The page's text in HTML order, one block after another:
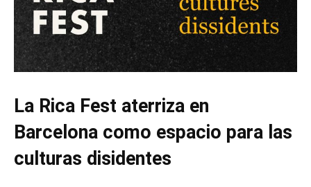
La Rica Fest aterriza en
Barcelona como espacio para las
culturas disidentes